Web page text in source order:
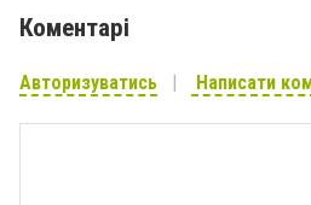
Коментарі
Авторизуватись Написати